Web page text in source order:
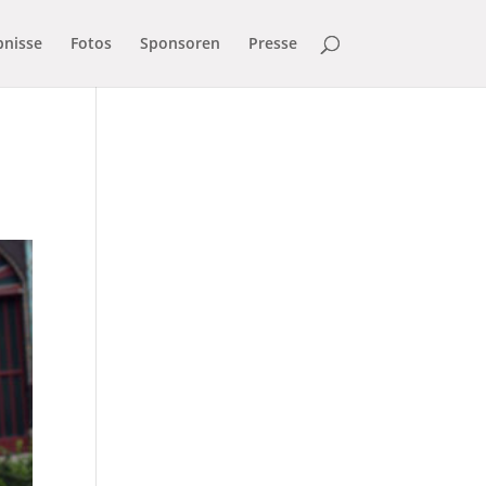
Fotos Sponsoren Presse